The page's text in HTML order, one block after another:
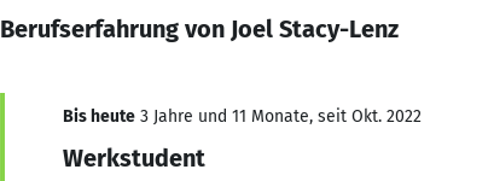
Berufserfahrung von Joel Stacy-Lenz
Bis heute 3 Jahre und 11 Monate, seit Okt. 2022
Werkstudent